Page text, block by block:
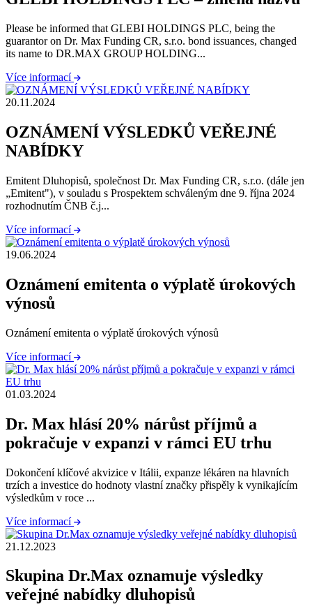
Please be informed that GLEBI HOLDINGS PLC, being the
guarantor on Dr. Max Funding CR, s.r.o. bond issuances, changed
its name to DR.MAX GROUP HOLDING...
Více informací
20.11.2024
OZNÁMENÍ VÝSLEDKŮ VEŘEJNÉ
NABÍDKY
Emitent Dluhopisů, společnost Dr. Max Funding CR, s.r.o. (dále jen
„Emitent"), v souladu s Prospektem schváleným dne 9. října 2024
rozhodnutím ČNB č.j...
Více informací
19.06.2024
Oznámení emitenta o výplatě úrokových
výnosů
Oznámení emitenta o výplatě úrokových výnosů
Více informací
01.03.2024
Dr. Max hlásí 20% nárůst příjmů a
pokračuje v expanzi v rámci EU trhu
Dokončení klíčové akvizice v Itálii, expanze lékáren na hlavních
trzích a investice do hodnoty vlastní značky přispěly k vynikajícím
výsledkům v roce ...
Více informací
21.12.2023
Skupina Dr.Max oznamuje výsledky
veřejné nabídky dluhopisů